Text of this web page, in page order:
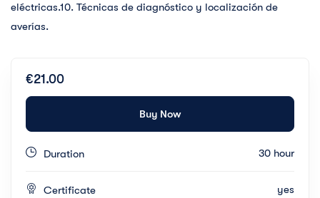
eléctricas.10. Técnicas de diagnóstico y localización de
averías.
€21.00
Buy Now
Duration 30 hour
Certificate yes